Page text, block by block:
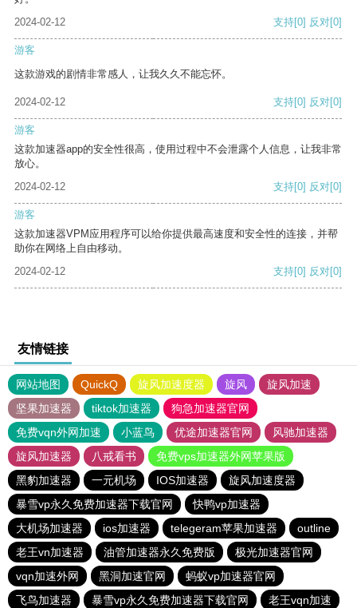
2024-02-12
支持[0] 反对[0]
游客
这款游戏的剧情非常感人，让我久久不能忘怀。
2024-02-12 支持[0] 反对[0]
游客
这款加速器app的安全性很高，使用过程中不会泄露个人信息，让我非常
放心。
2024-02-12
支持[0] 反对[0]
游客
这款加速器VPM应用程序可以给你提供最高速度和安全性的连接，并帮
助你在网络上自由移动。
2024-02-12
支持[0] 反对[0]
友情链接
网站地图 QuickQ 旋风加速度器 旋风
旋风加速
坚果加速器
tiktok加速器
狗急加速器官网
免费vqn外网加速
小蓝鸟 优途加速器官网
风驰加速器
旋风加速器
八戒看书
免费vps加速器外网苹果版
黑豹加速器
一元机场 IOS加速器
旋风加速度器
暴雪vp永久免费加速器下载官网
快鸭vp加速器
大机场加速器
ios加速器 telegeram苹果加速器
outline
老王vn加速器
油管加速器永久免费版
极光加速器官网
vqn加速外网
黑洞加速官网
蚂蚁vp加速器官网
飞鸟加速器
暴雪vp永久免费加速器下载官网 老王vqn加速